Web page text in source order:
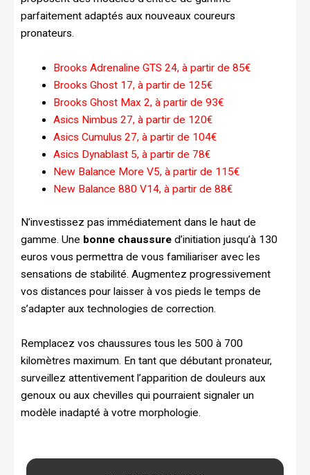
parfaitement adaptés aux nouveaux coureurs
pronateurs.
Brooks Adrenaline GTS 24, à partir de 85€
Brooks Ghost 17, à partir de 125€
Brooks Ghost Max 2, à partir de 93€
Asics Nimbus 27, à partir de 120€
Asics Cumulus 27, à partir de 104€
Asics Dynablast 5, à partir de 78€
New Balance More V5, à partir de 115€
New Balance 880 V14, à partir de 88€
N’investissez pas immédiatement dans le haut de
gamme. Une bonne chaussure d’initiation jusqu’à 130
euros vous permettra de vous familiariser avec les
sensations de stabilité. Augmentez progressivement
vos distances pour laisser à vos pieds le temps de
s’adapter aux technologies de correction.
Remplacez vos chaussures tous les 500 à 700
kilomètres maximum. En tant que débutant pronateur,
surveillez attentivement l’apparition de douleurs aux
genoux ou aux chevilles qui pourraient signaler un
modèle inadapté à votre morphologie.